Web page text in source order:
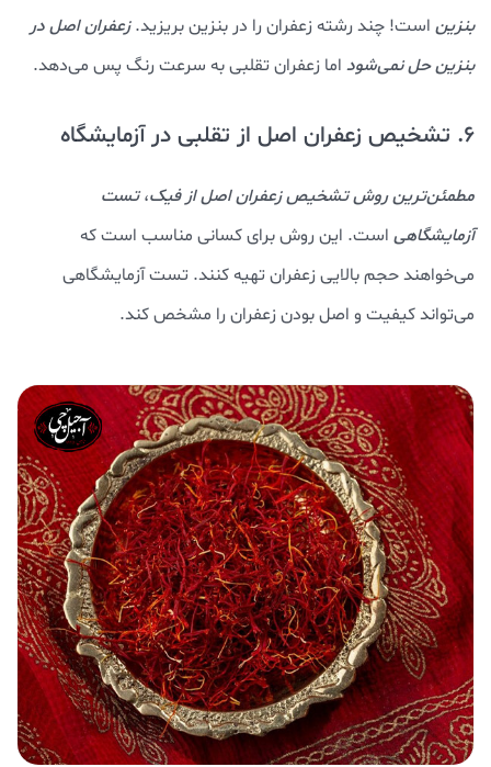
بنزین است! چند رشته زعفران را در بنزین بریزید.زعفران اصل در
بنزین حل نمی‌شود اما زعفران تقلبی به سرعت رنگ پس می‌دهد.
6. تشخیص زعفران اصل از تقلبی در آزمایشگاه
مطمئن‌ترین روش تشخیص زعفران اصل از فیک،تست
آزمایشگاهی است. این روش برای کسانی مناسب است که
می‌خواهند حجم بالایی زعفران تهیه کنند. تست آزمایشگاهی
می‌تواند کیفیت و اصل بودن زعفران را مشخص کند.